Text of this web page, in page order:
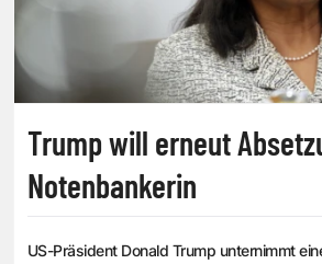
Trump will erneut
Notenbankerin
US-Präsident Donald Trump unternimmt